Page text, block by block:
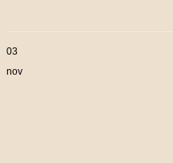
03
nov